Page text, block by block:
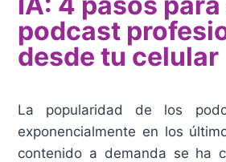
podcast
desde tu celular
La popularidad de los
exponencialmente en los
contenido a demanda se ha